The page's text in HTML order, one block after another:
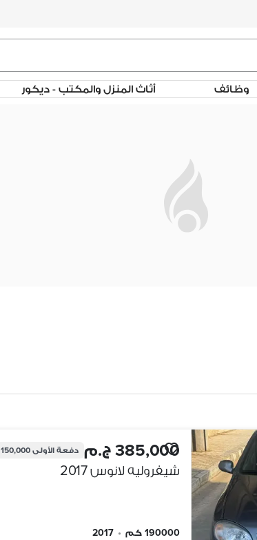
وظائف أثاث المنزل والمكتب - ديكور
385,000 ج.م دفعة الأولى150,000 ج.م
شيفروليه لانوس 2017
190000 كم •
2017